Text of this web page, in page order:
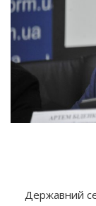
Державний